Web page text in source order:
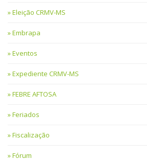
Eleição CRMV-MS
Embrapa
Eventos
Expediente CRMV-MS
FEBRE AFTOSA
Feriados
Fiscalização
Fórum